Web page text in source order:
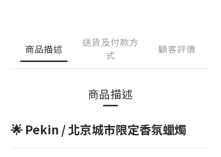
商品描述
送貨及付款方
式
顧客評價
商品描述
🌟 Pekin / 北京城市限定香氛蠟燭